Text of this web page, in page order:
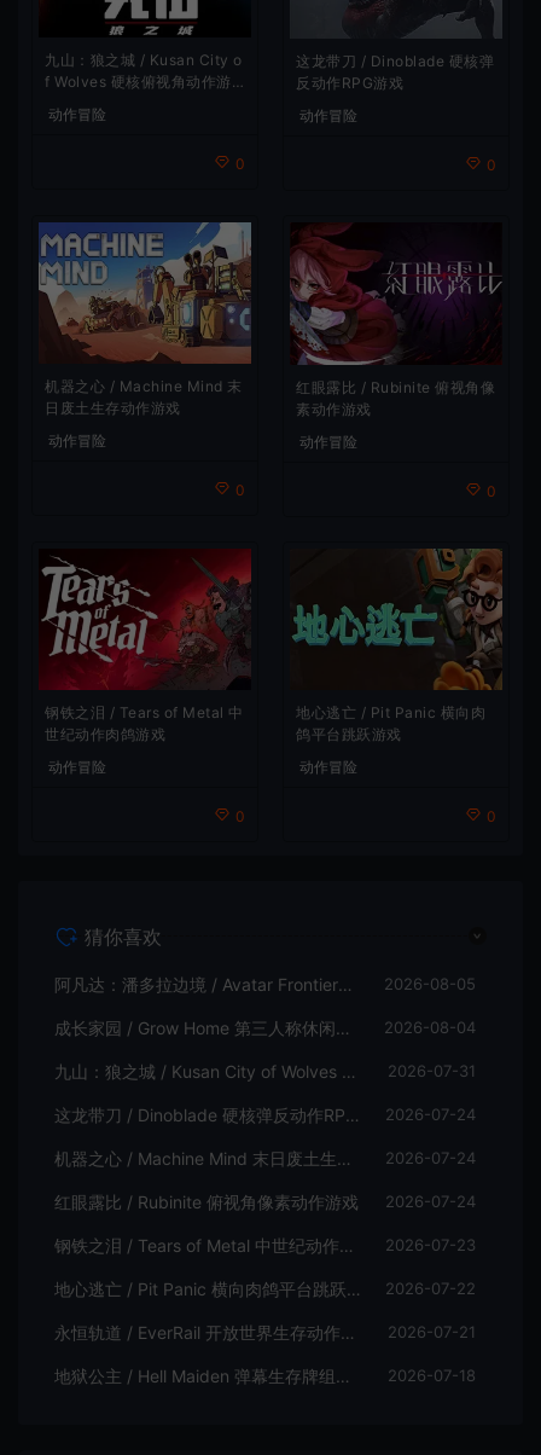
九山：狼之城 / Kusan City o
f Wolves 硬核俯视角动作游
动作冒险
0
这龙带刀 / Dinoblade 硬核弹
反动作RPG游戏
动作冒险
0
机器之心 / Machine Mind 末
日废土生存动作游戏
动作冒险
0
红眼露比 / Rubinite 俯视角像
素动作游戏
动作冒险
0
钢铁之泪 / Tears of Metal 中
世纪动作肉鸽游戏
动作冒险
0
地心逃亡 / Pit Panic 横向肉
鸽平台跳跃游戏
动作冒险
0
猜你喜欢
阿凡达：潘多拉边境 / Avatar Frontiers of Pandora 开放世界冒险游戏 2026-08-05
成长家园 / Grow Home 第三人称休闲动作游戏 2026-08-04
九山：狼之城 / Kusan City of Wolves 硬核俯视角动作游戏 2026-07-31
这龙带刀 / Dinoblade 硬核弹反动作RPG游戏 2026-07-24
机器之心 / Machine Mind 末日废土生存动作游戏 2026-07-24
红眼露比 / Rubinite 俯视角像素动作游戏 2026-07-24
钢铁之泪 / Tears of Metal 中世纪动作肉鸽游戏 2026-07-23
地心逃亡 / Pit Panic 横向肉鸽平台跳跃游戏 2026-07-22
永恒轨道 / EverRail 开放世界生存动作游戏 2026-07-21
地狱公主 / Hell Maiden 弹幕生存牌组动作游戏 2026-07-18